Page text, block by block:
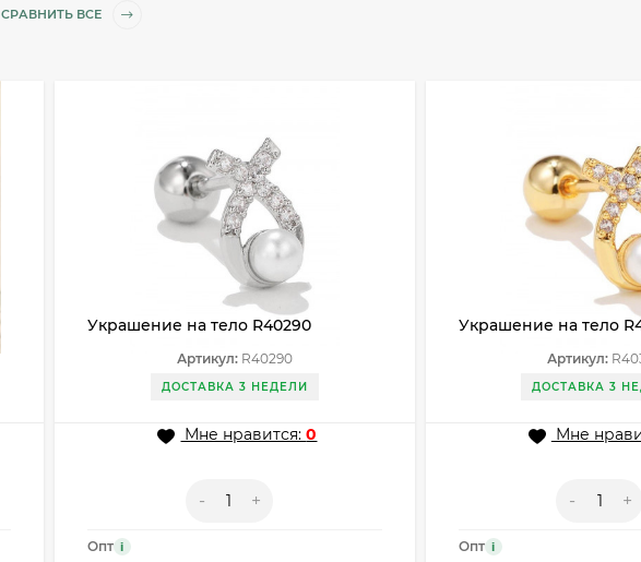
СРАВНИТЬ ВСЕ
Украшение на тело R40290
Артикул:R40290
ДОСТАВКА 3 НЕДЕЛИ
Мне нравится:0
- +
Опт i
Украшение на тело
Артикул:
ДОСТАВКА 3
Мне
- +
Опт i